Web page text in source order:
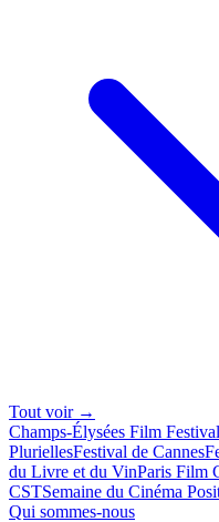
Tout voir →
Champs-Élysées Film Festival
PluriellesFestival de Cannes
du Livre et du VinParis Film
CSTSemaine du Cinéma
Qui sommes-nous